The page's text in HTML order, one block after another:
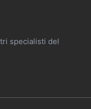
specialisti del